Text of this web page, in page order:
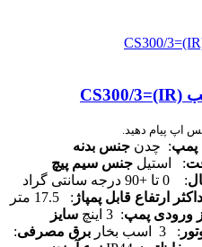
اپ پیام دهید.
پمپ: چدن جنس بدنه
: استیل جنس سیم پیچ
: 0 تا +90 درجه سانتی گراد
ارتفاع قابل پمپاژ : 17.5 متر
ورودی پمپ: 3 اینچ
سایز
: 3 اسب بخار برق مصرفی: